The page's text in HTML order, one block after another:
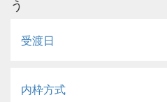
う
受渡日
内枠方式